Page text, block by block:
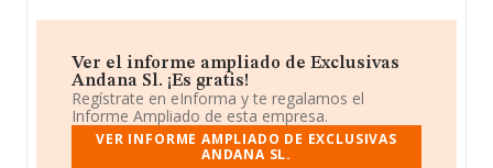
Ver el informe ampliado de Exclusivas
Andana Sl. ¡Es gratis!
Regístrate en eInforma y te regalamos el
Informe Ampliado de esta empresa.
VER INFORME AMPLIADO DE EXCLUSIVAS
ANDANA SL.